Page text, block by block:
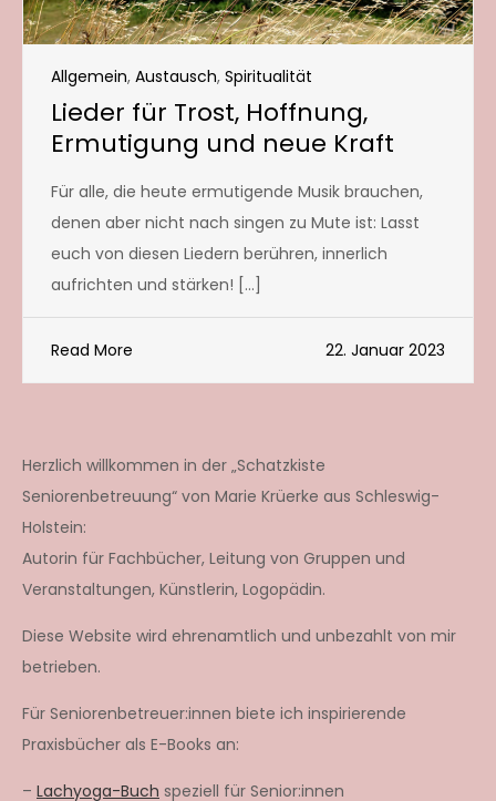
Allgemein, Austausch, Spiritualität
Lieder für Trost, Hoffnung,
Ermutigung und neue Kraft
Für alle, die heute ermutigende Musik brauchen,
denen aber nicht nach singen zu Mute ist: Lasst
euch von diesen Liedern berühren, innerlich
aufrichten und stärken! […]
Read More 22. Januar 2023
Herzlich willkommen in der „Schatzkiste
Seniorenbetreuung“ von Marie Krüerke aus Schleswig-
Holstein:
Autorin für Fachbücher, Leitung von Gruppen und
Veranstaltungen, Künstlerin, Logopädin.
Diese Website wird ehrenamtlich und unbezahlt von mir
betrieben.
Für Seniorenbetreuer:innen biete ich inspirierende
Praxisbücher als E-Books an:
– Lachyoga-Buch speziell für Senior:innen